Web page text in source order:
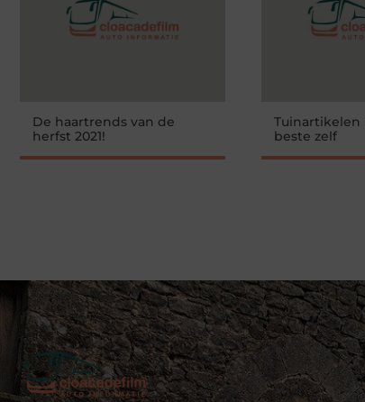
De haartrends van de
herfst 2021!
Tuinartikelen
beste zelf